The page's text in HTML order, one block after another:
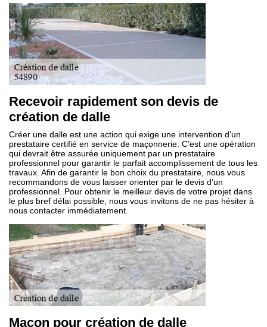
Recevoir rapidement son devis de
création de dalle
Créer une dalle est une action qui exige une intervention d’un
prestataire certifié en service de maçonnerie. C’est une opération
qui devrait être assurée uniquement par un prestataire
professionnel pour garantir le parfait accomplissement de tous les
travaux. Afin de garantir le bon choix du prestataire, nous vous
recommandons de vous laisser orienter par le devis d’un
professionnel. Pour obtenir le meilleur devis de votre projet dans
le plus bref délai possible, nous vous invitons de ne pas hésiter à
nous contacter immédiatement.
Maçon pour création de dalle